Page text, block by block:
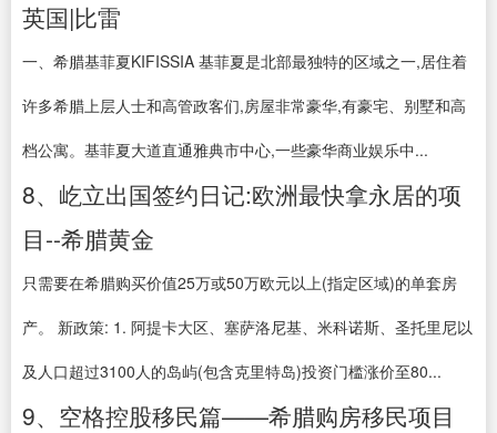
英国|比雷
一、希腊基菲夏KIFISSIA 基菲夏是北部最独特的区域之一,居住着
许多希腊上层人士和高管政客们,房屋非常豪华,有豪宅、别墅和高
档公寓。基菲夏大道直通雅典市中心,一些豪华商业娱乐中...
8、屹立出国签约日记:欧洲最快拿永居的项
目--希腊黄金
只需要在希腊购买价值25万或50万欧元以上(指定区域)的单套房
产。 新政策: 1. 阿提卡大区、塞萨洛尼基、米科诺斯、圣托里尼以
及人口超过3100人的岛屿(包含克里特岛)投资门槛涨价至80...
9、空格控股移民篇——希腊购房移民项目